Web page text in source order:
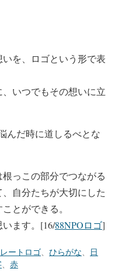
を、ロゴという形で表
いつでもその想いに立
んだ時に道しるべとな
っこの部分でつながる
自分たちが大切にした
とができる。
ます。[16/88NPOロゴ]
ートロゴ ひらがな
日
赤